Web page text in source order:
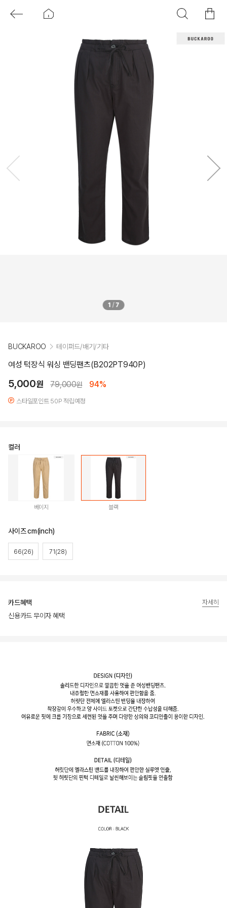
1 /7
BUCKAROO 테이퍼드/배기/기타
여성 턱장식 워싱 밴딩팬츠(B202PT940P)
5,000원 79,000원 94%
스타일포인트 50P 적립예정
컬러
베이지 블랙
사이즈 cm(inch)
66(26) 71(28)
카드혜택
신용카드 무이자 혜택
자세히